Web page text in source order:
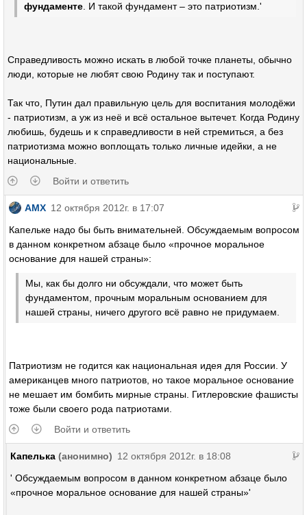
фундаменте . И такой фундамент – это патриотизм.'
Справедливость можно искать в любой точке планеты, обычно
люди, которые не любят свою Родину так и поступают.
Так что, Путин дал правильную цель для воспитания молодёжи
- патриотизм, а уж из неё и всё остальное вытечет. Когда Родину
любишь, будешь и к справедливости в ней стремиться, а без
патриотизма можно воплощать только личные идейки, а не
национальные.
Войти и ответить
AMX 12 октября 2012г. в 17:07
Капельке надо бы быть внимательней. Обсуждаемым вопросом
в данном конкретном абзаце было «прочное моральное
основание для нашей страны»:
Мы, как бы долго ни обсуждали, что может быть
фундаментом, прочным моральным основанием для
нашей страны, ничего другого всё равно не придумаем.
Патриотизм не годится как национальная идея для России. У
американцев много патриотов, но такое моральное основание
не мешает им бомбить мирные страны. Гитлеровские фашисты
тоже были своего рода патриотами.
Войти и ответить
Капелька (анонимно) 12 октября 2012г. в 18:08
' Обсуждаемым вопросом в данном конкретном абзаце было
«прочное моральное основание для нашей страны»'